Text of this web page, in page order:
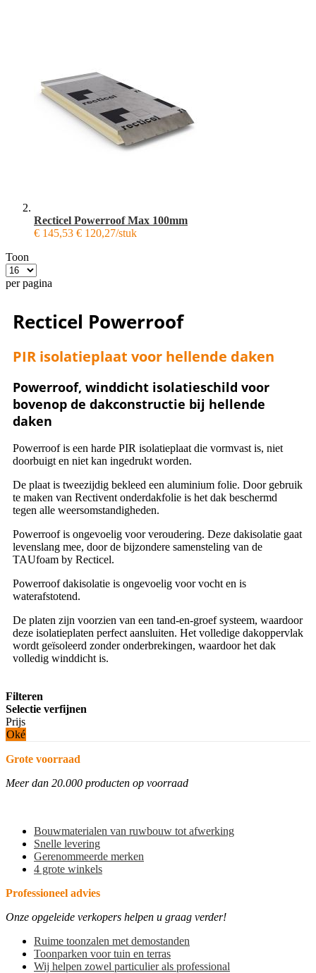
Recticel Powerroof Max 100mm
€ 145,53 € 120,27/stuk
Toon
per pagina
Recticel Powerroof
PIR isolatieplaat voor hellende daken
Powerroof, winddicht isolatieschild voor
bovenop de dakconstructie bij hellende
daken
Powerroof is een harde PIR isolatieplaat die vormvast is, niet
doorbuigt en niet kan ingedrukt worden.
De plaat is tweezijdig bekleed een aluminium folie. Door gebruik
te maken van Rectivent onderdakfolie is het dak beschermd
tegen alle weersomstandigheden.
Powerroof is ongevoelig voor veroudering. Deze dakisolatie gaat
levenslang mee, door de bijzondere samensteling van de
TAUfoam by Recticel.
Powerroof dakisolatie is ongevoelig voor vocht en is
waterafstotend.
De platen zijn voorzien van een tand-en-groef systeem, waardoor
deze isolatieplaten perfect aansluiten. Het volledige dakoppervlak
wordt geïsoleerd zonder onderbrekingen, waardoor het dak
volledig winddicht is.
Filteren
Selectie verfijnen
Prijs
Oké
Grote voorraad
Meer dan 20.000 producten op voorraad
Bouwmaterialen van ruwbouw tot afwerking
Snelle levering
Gerenommeerde merken
4 grote winkels
Professioneel advies
Onze opgeleide verkopers helpen u graag verder!
Ruime toonzalen met demostanden
Toonparken voor tuin en terras
Wij helpen zowel particulier als professional